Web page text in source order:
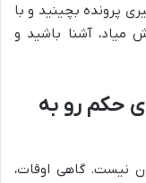
پرونده بچینید و با
میاد، آشنا باشید و
حکم رو به
نیست. گاهی اوقات،